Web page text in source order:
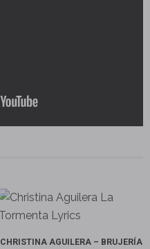
CHRISTINA AGUILERA – BRUJERÍA